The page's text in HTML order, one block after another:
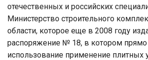
отечественных и российских
Министерство строительного
области, которое еще в 2008 году
распоряжение № 18, в котором прямо
использование применение плитных